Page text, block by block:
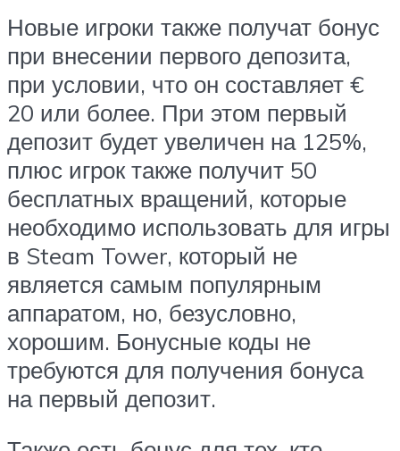
Новые игроки также получат бонус
при внесении первого депозита,
при условии, что он составляет €
20 или более. При этом первый
депозит будет увеличен на 125%,
плюс игрок также получит 50
бесплатных вращений, которые
необходимо использовать для игры
в Steam Tower, который не
является самым популярным
аппаратом, но, безусловно,
хорошим. Бонусные коды не
требуются для получения бонуса
на первый депозит.